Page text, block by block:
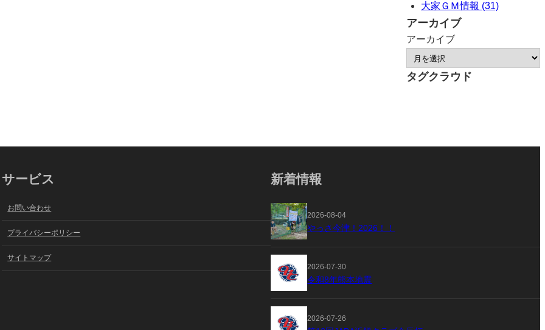
大家ＧＭ情報 (31)
アーカイブ
アーカイブ
タグクラウド
サービス
お問い合わせ
プライバシーポリシー
サイトマップ
新着情報
2026-08-04
やっさ今津！2026！！
2026-07-30
令和8年熊本地震
2026-07-26